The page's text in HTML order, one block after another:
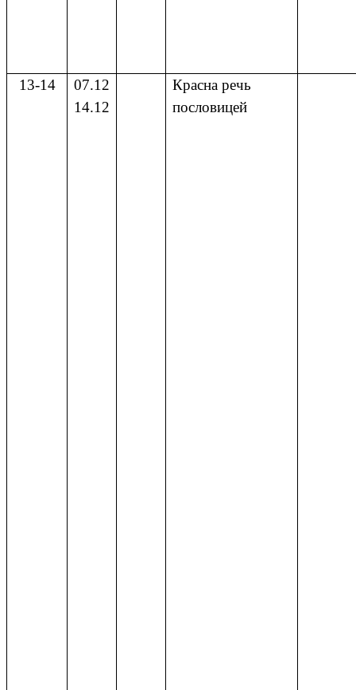
13-14
07.12
14.12
Красна речь
пословицей